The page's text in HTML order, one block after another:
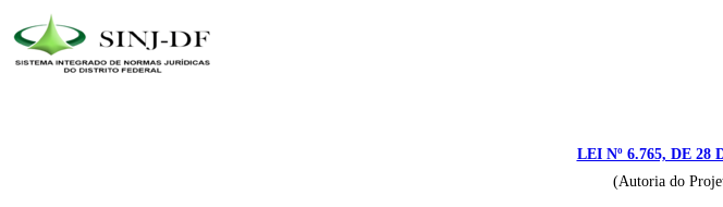
LEI Nº 6.765, DE 28
(Autoria do